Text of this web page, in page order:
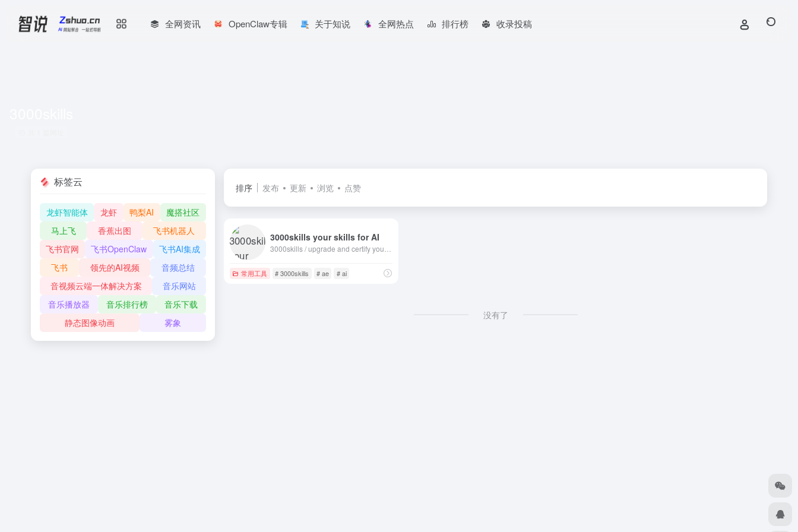
全网资讯 OpenClaw专辑 关于知说 全网热点 排行榜 收录投稿
排序 发布 更新 浏览 点赞
3000skills your skills for AI
常用工具 # 3000skills # ae # ai
没有了
标签云
龙虾智能体 龙虾 鸭梨AI
魔搭社区
马上飞
香蕉出图
飞书机器人
飞书官网
飞书OpenClaw
飞书AI集成
飞书
领先的AI视频
音频总结
音视频云端一体解决方案
音乐网站
音乐播放器
音乐排行榜
音乐下载
静态图像动画
雾象